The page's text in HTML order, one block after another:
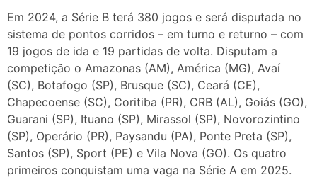
Em 2024, a Série B terá 380 jogos e será disputada no
sistema de pontos corridos – em turno e returno – com
19 jogos de ida e 19 partidas de volta. Disputam a
competição o Amazonas (AM), América (MG), Avaí
(SC), Botafogo (SP), Brusque (SC), Ceará (CE),
Chapecoense (SC), Coritiba (PR), CRB (AL), Goiás (GO),
Guarani (SP), Ituano (SP), Mirassol (SP), Novorozintino
(SP), Operário (PR), Paysandu (PA), Ponte Preta (SP),
Santos (SP), Sport (PE) e Vila Nova (GO). Os quatro
primeiros conquistam uma vaga na Série A em 2025.